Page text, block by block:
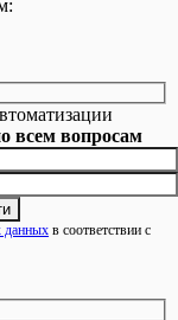
всем вопросам
данных в соответствии с